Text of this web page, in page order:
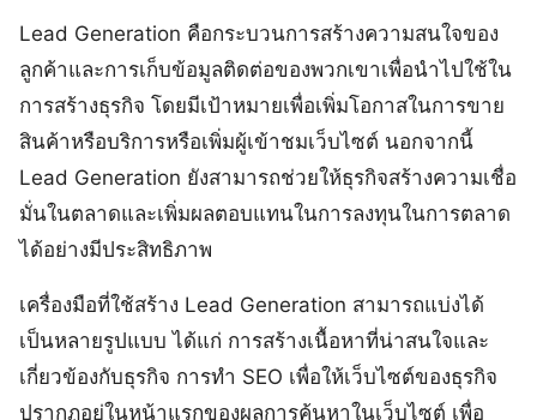
Lead Generation คือกระบวนการสร้างความสนใจของ
ลูกค้าและการเก็บข้อมูลติดต่อของพวกเขาเพื่อนำไปใช้ใน
การสร้างธุรกิจ โดยมีเป้าหมายเพื่อเพิ่มโอกาสในการขาย
สินค้าหรือบริการหรือเพิ่มผู้เข้าชมเว็บไซต์ นอกจากนี้
Lead Generation ยังสามารถช่วยให้ธุรกิจสร้างความเชื่อ
มั่นในตลาดและเพิ่มผลตอบแทนในการลงทุนในการตลาด
ได้อย่างมีประสิทธิภาพ
เครื่องมือที่ใช้สร้าง Lead Generation สามารถแบ่งได้
เป็นหลายรูปแบบ ได้แก่ การสร้างเนื้อหาที่น่าสนใจและ
เกี่ยวข้องกับธุรกิจ การทำ SEO เพื่อให้เว็บไซต์ของธุรกิจ
ปรากฏอยู่ในหน้าแรกของผลการค้นหาในเว็บไซต์ เพื่อ